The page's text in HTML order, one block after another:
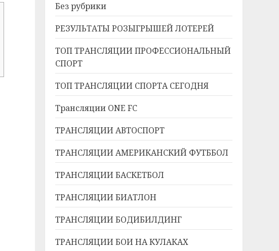
Без рубрики
РЕЗУЛЬТАТЫ РОЗЫГРЫШЕЙ ЛОТЕРЕЙ
ТОП ТРАНСЛЯЦИИ ПРОФЕССИОНАЛЬНЫЙ
СПОРТ
ТОП ТРАНСЛЯЦИИ СПОРТА СЕГОДНЯ
Трансляции ONE FC
ТРАНСЛЯЦИИ АВТОСПОРТ
ТРАНСЛЯЦИИ АМЕРИКАНСКИЙ ФУТББОЛ
ТРАНСЛЯЦИИ БАСКЕТБОЛ
ТРАНСЛЯЦИИ БИАТЛОН
ТРАНСЛЯЦИИ БОДИБИЛДИНГ
ТРАНСЛЯЦИИ БОИ НА КУЛАКАХ